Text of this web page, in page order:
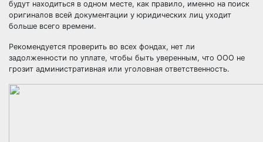
будут находиться в одном месте, как правило, именно на поиск
оригиналов всей документации у юридических лиц уходит
больше всего времени.
Рекомендуется проверить во всех фондах, нет ли
задолженности по уплате, чтобы быть уверенным, что ООО не
грозит административная или уголовная ответственность.